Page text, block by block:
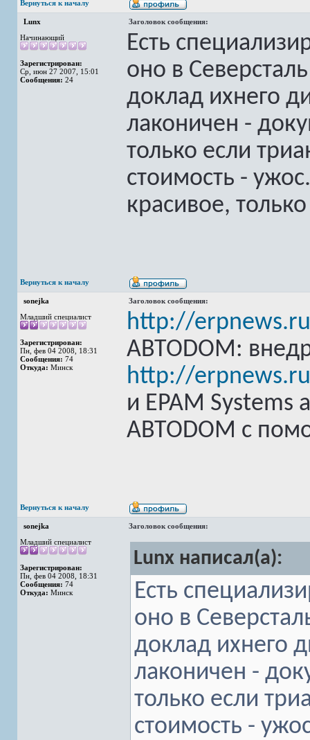
Вернуться к началу
Lunx
Заголовок сообщения:
Начинающий
Зарегистрирован:
Ср, июн 27 2007, 15:01
Сообщения: 24
Есть
оно в
доклад ихнего
лаконичен -
только если
стоимость -
красивое,
Вернуться к началу
sonejka
Заголовок сообщения:
Младший специалист
Зарегистрирован:
Пн, фев 04 2008, 18:31
Сообщения: 74
Откуда: Минск
http://
АВТОDOM:
http://
и EPAM Systems
АВТОDОМ с
Вернуться к началу
sonejka
Заголовок сообщения:
Младший специалист
Зарегистрирован:
Пн, фев 04 2008, 18:31
Сообщения: 74
Откуда: Минск
Lunx написал(а):
Есть
оно в
доклад ихнего
лаконичен -
только если
стоимость -